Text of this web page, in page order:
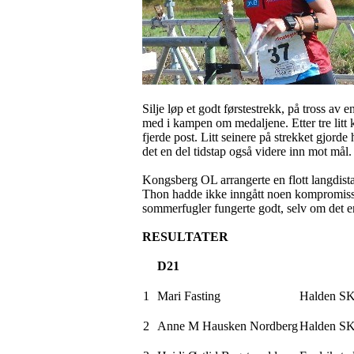
Silje løp et godt førstestrekk, på tross av
med i kampen om medaljene. Etter tre litt
fjerde post. Litt seinere på strekket
det en del tidstap også videre inn mot mål.
Kongsberg OL arrangerte en flott
Thon hadde ikke inngått noen
sommerfugler fungerte godt, selv om det
RESULTATER
D21
1 Mari Fasting Halden
2 Anne M Hausken NordbergHalden